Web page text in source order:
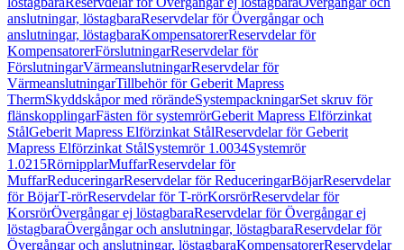
anslutningar, löstagbaraReservdelar för Övergångar och
anslutningar, löstagbaraKompensatorerReservdelar för
KompensatorerFörslutningarReservdelar för
FörslutningarVärmeanslutningarReservdelar för
VärmeanslutningarTillbehör för Geberit Mapress
ThermSkyddskåpor med rörändeSystempackningarSet skruv för
flänskopplingarFästen för systemrörGeberit Mapress Elförzinkat
StålGeberit Mapress Elförzinkat StålReservdelar för Geberit
Mapress Elförzinkat StålSystemrör 1.0034Systemrör
1.0215RörnipplarMuffarReservdelar för
MuffarReduceringarReservdelar för ReduceringarBöjarReservdelar
för BöjarT-rörReservdelar för T-rörKorsrörReservdelar för
KorsrörÖvergångar ej löstagbaraReservdelar för Övergångar ej
löstagbaraÖvergångar och anslutningar, löstagbaraReservdelar för
Övergångar och anslutningar, löstagbaraKompensatorerReservdelar